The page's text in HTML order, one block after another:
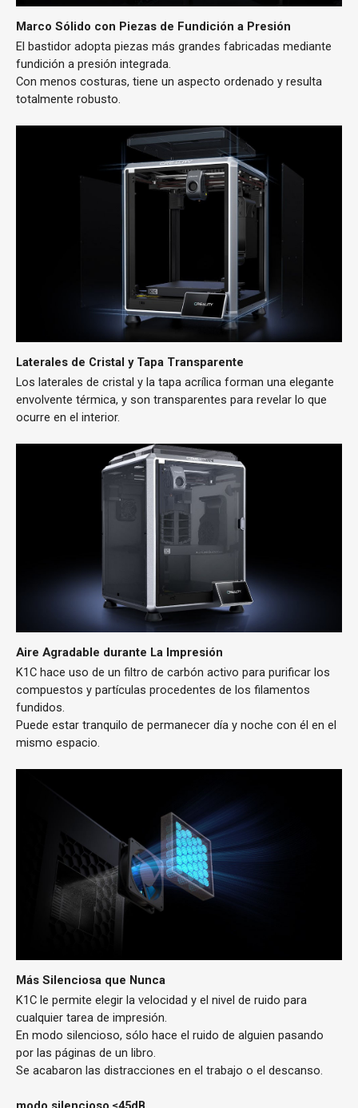
Marco Sólido con Piezas de Fundición a Presión
El bastidor adopta piezas más grandes fabricadas mediante
fundición a presión integrada.
Con menos costuras, tiene un aspecto ordenado y resulta
totalmente robusto.
Laterales de Cristal y Tapa Transparente
Los laterales de cristal y la tapa acrílica forman una elegante
envolvente térmica, y son transparentes para revelar lo que
ocurre en el interior.
Aire Agradable durante La Impresión
K1C hace uso de un filtro de carbón activo para purificar los
compuestos y partículas procedentes de los filamentos
fundidos.
Puede estar tranquilo de permanecer día y noche con él en el
mismo espacio.
Más Silenciosa que Nunca
K1C le permite elegir la velocidad y el nivel de ruido para
cualquier tarea de impresión.
En modo silencioso, sólo hace el ruido de alguien pasando
por las páginas de un libro.
Se acabaron las distracciones en el trabajo o el descanso.